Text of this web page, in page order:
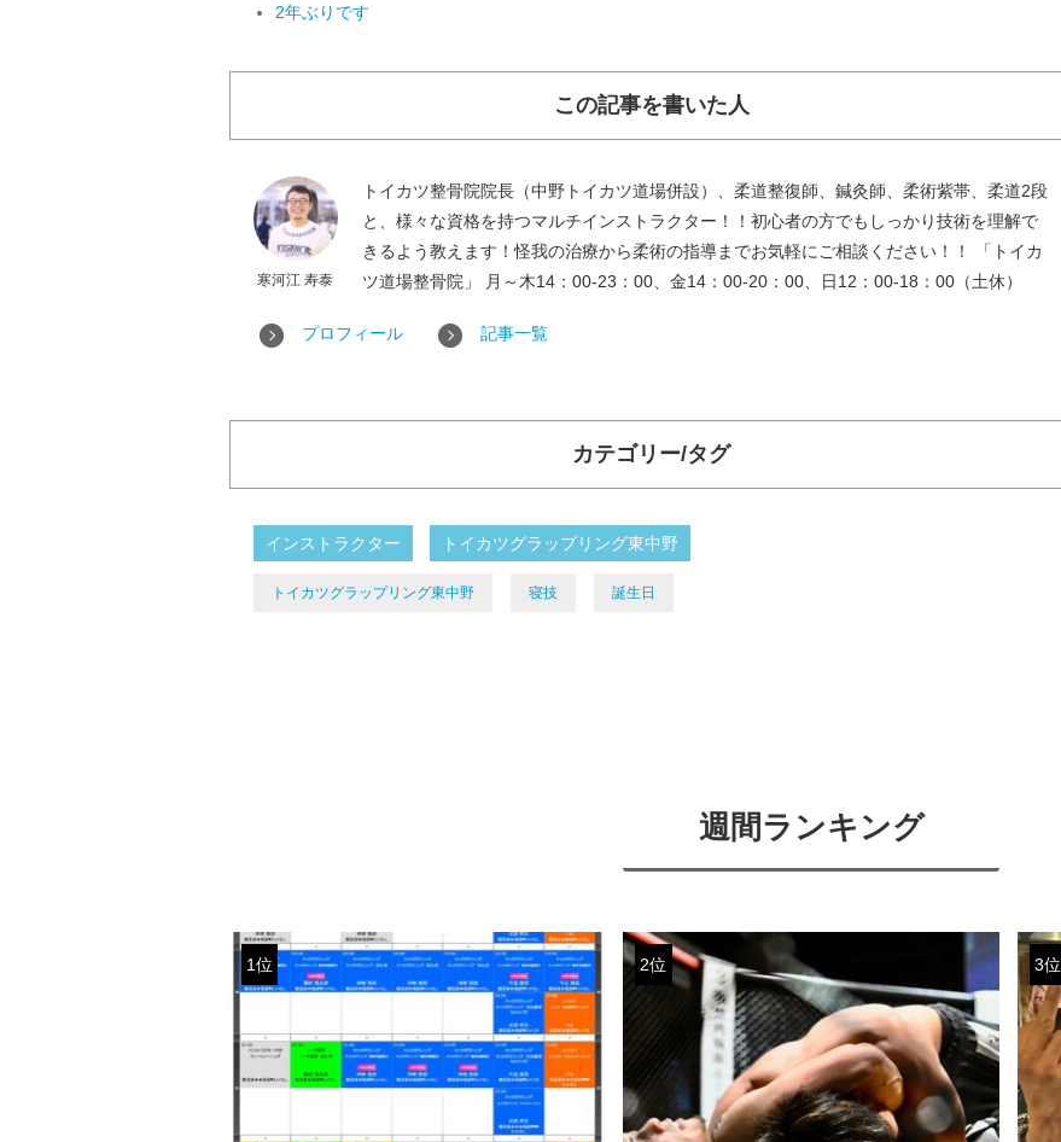
2年ぶりです
この記事を書いた人
寒河江 寿泰
トイカツ整骨院院長（中野トイカツ道場併設）、柔道整復師、鍼灸師、柔術紫帯、柔道2段
と、様々な資格を持つマルチインストラクター！！初心者の方でもしっかり技術を理解で
きるよう教えます！怪我の治療から柔術の指導までお気軽にご相談ください！！ 「トイカ
ツ道場整骨院」 月～木14：00-23：00、金14：00-20：00、日12：00-18：00（土休）
プロフィール 記事一覧
カテゴリー/タグ
インストラクター トイカツグラップリング東中野
トイカツグラップリング東中野 寝技 誕生日
週間ランキング
1位 2位 3位